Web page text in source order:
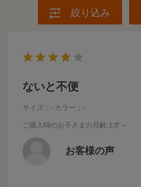
絞り込み
ないと不便
サイズ：- カラー：-
ご購入時のお子さまの月齢:1才～
お客様の声